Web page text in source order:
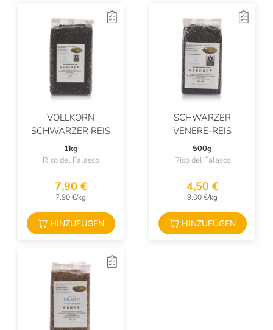
VOLLKORN
SCHWARZER REIS
1kg
Riso del Falasco
7,90 €
7,90 €/kg
HINZUFÜGEN
SCHWARZER
VENERE-REIS
500g
Riso del Falasco
4,50 €
9,00 €/kg
HINZUFÜGEN